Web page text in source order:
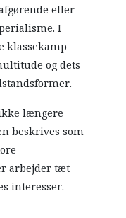
eller
I
klassekamp
og dets
længere
beskrives som
arbejder tæt
interesser.